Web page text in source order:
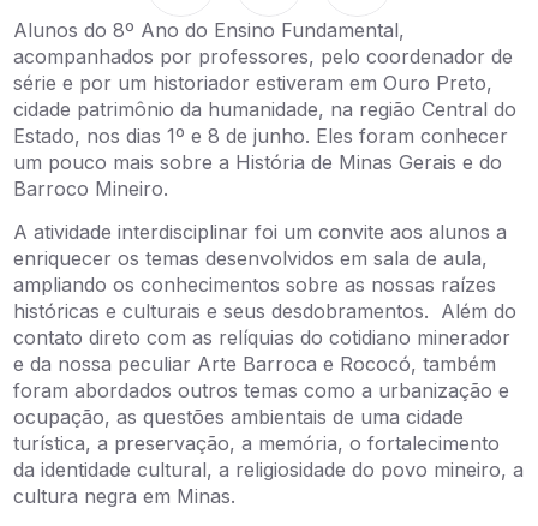
Alunos do 8º Ano do Ensino Fundamental,
acompanhados por professores, pelo coordenador de
série e por um historiador estiveram em Ouro Preto,
cidade patrimônio da humanidade, na região Central do
Estado, nos dias 1º e 8 de junho. Eles foram conhecer
um pouco mais sobre a História de Minas Gerais e do
Barroco Mineiro.
A atividade interdisciplinar foi um convite aos alunos a
enriquecer os temas desenvolvidos em sala de aula,
ampliando os conhecimentos sobre as nossas raízes
históricas e culturais e seus desdobramentos. Além do
contato direto com as relíquias do cotidiano minerador
e da nossa peculiar Arte Barroca e Rococó, também
foram abordados outros temas como a urbanização e
ocupação, as questões ambientais de uma cidade
turística, a preservação, a memória, o fortalecimento
da identidade cultural, a religiosidade do povo mineiro, a
cultura negra em Minas.